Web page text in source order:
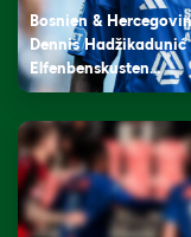
Bosnien &
Dennis
Elfenbenskusten…